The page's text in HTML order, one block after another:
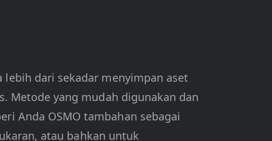
lebih dari sekadar menyimpan aset
Metode yang mudah digunakan dan
Anda OSMO tambahan sebagai
atau bahkan untuk